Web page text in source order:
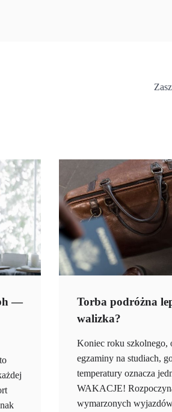
—
Torba podróżna
walizka?
Koniec roku szkolnego,
egzaminy na studiach,
temperatury oznacza
WAKACJE!
wymarzonych